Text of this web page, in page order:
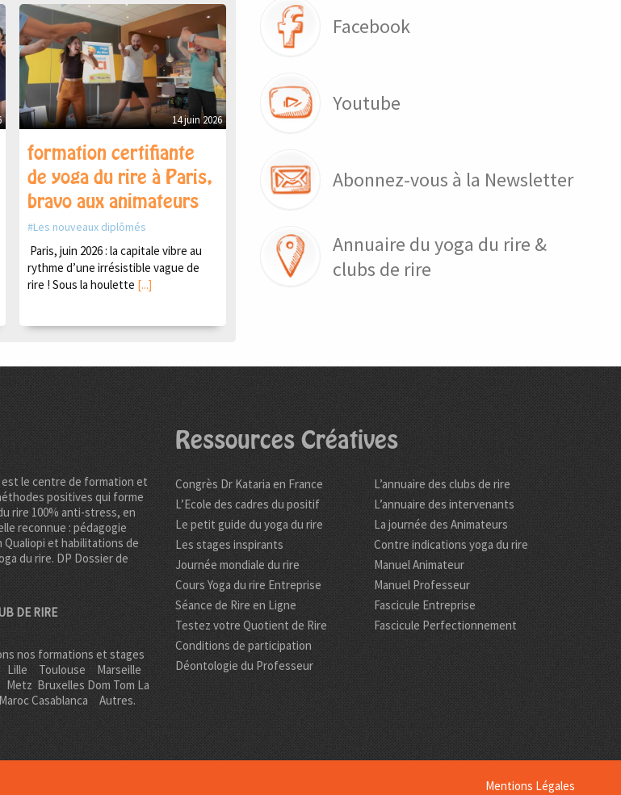
14 juin 2026
formation certifiante
de yoga du rire à Paris,
bravo aux animateurs
Les nouveaux diplômés
Paris, juin 2026 : la capitale vibre au
rythme d’une irrésistible vague de
rire ! Sous la houlette [...]
Facebook
Youtube
Abonnez-vous à la Newsletter
Annuaire du yoga du rire &
clubs de rire
est le centre de formation et
positives qui forme
rire 100% anti-stress, en
reconnue : pédagogie
et habilitations de
du rire. DP Dossier de
DE RIRE
nos formations et stages
Lille Toulouse
Marseille
Metz Bruxelles Dom Tom La
Maroc Casablanca Autres.
Ressources Créatives
Congrès Dr Kataria en France
L’Ecole des cadres du positif
Le petit guide du yoga du rire
Les stages inspirants
Journée mondiale du rire
Cours Yoga du rire Entreprise
Séance de Rire en Ligne
Testez votre Quotient de Rire
Conditions de participation
Déontologie du Professeur
L’annuaire des clubs de rire
L’annuaire des intervenants
La journée des Animateurs
Contre indications yoga du rire
Manuel Animateur
Manuel Professeur
Fascicule Entreprise
Fascicule Perfectionnement
Mentions Légales